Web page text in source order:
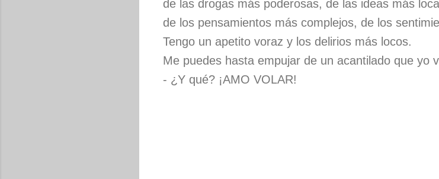
de las drogas más poderosas, de las ideas más
de los pensamientos más complejos, de los
Tengo un apetito voraz y los delirios más locos.
Me puedes hasta empujar de un acantilado que yo
- ¿Y qué? ¡AMO VOLAR!